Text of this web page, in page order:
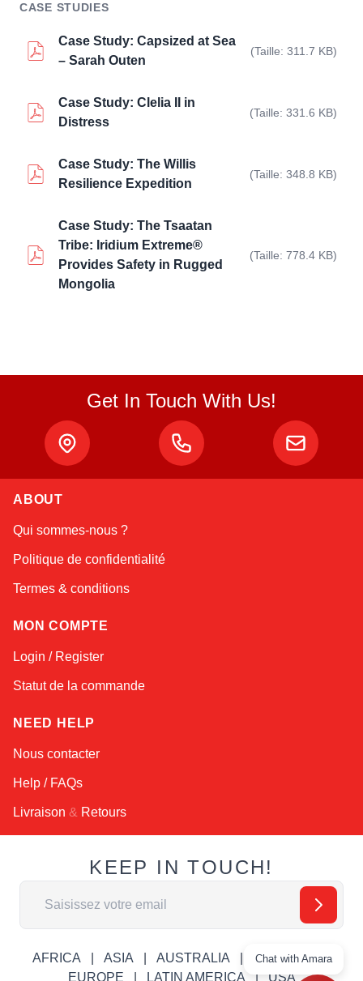
CASE STUDIES
Case Study: Capsized at Sea
– Sarah Outen
(Taille: 311.7 KB)
Case Study: Clelia II in
Distress
(Taille: 331.6 KB)
Case Study: The Willis
Resilience Expedition
(Taille: 348.8 KB)
Case Study: The Tsaatan
Tribe: Iridium Extreme®
Provides Safety in Rugged
Mongolia
(Taille: 778.4 KB)
Get In Touch With Us!
ABOUT
Qui sommes-nous ?
Politique de confidentialité
Termes & conditions
MON COMPTE
Login / Register
Statut de la commande
NEED HELP
Nous contacter
Help / FAQs
Livraison & Retours
KEEP IN TOUCH!
Adresse email
AFRICA ASIA AUSTRALIA
CANADA
EUROPE
LATIN AMERICA USA
Chat with Amara